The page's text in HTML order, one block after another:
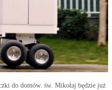
do domów. św. Mikołaj będzie już